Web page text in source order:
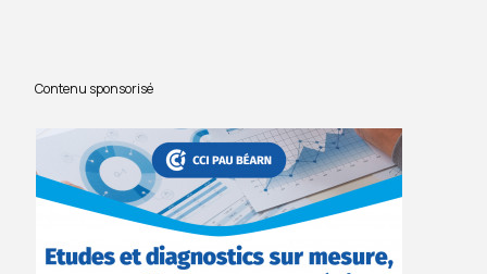
Contenu sponsorisé